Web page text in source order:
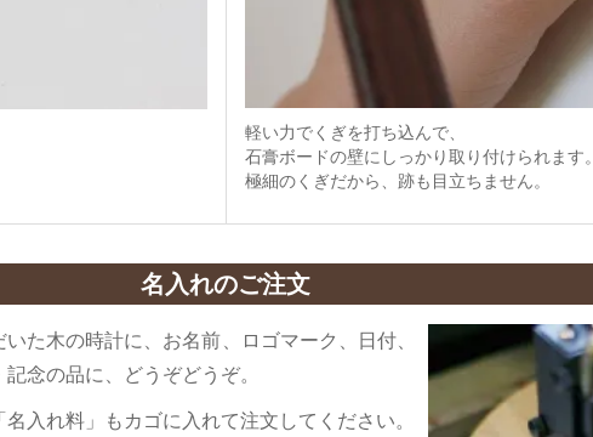
軽い力でくぎを打ち込んで、
石膏ボードの壁にしっかり取り付けられます。
極細のくぎだから、跡も目立ちません。
名入れのご注文
た木の時計に、お名前、ロゴマーク、日付、
念の品に、どうぞどうぞ。
入れ料」もカゴに入れて注文してください。